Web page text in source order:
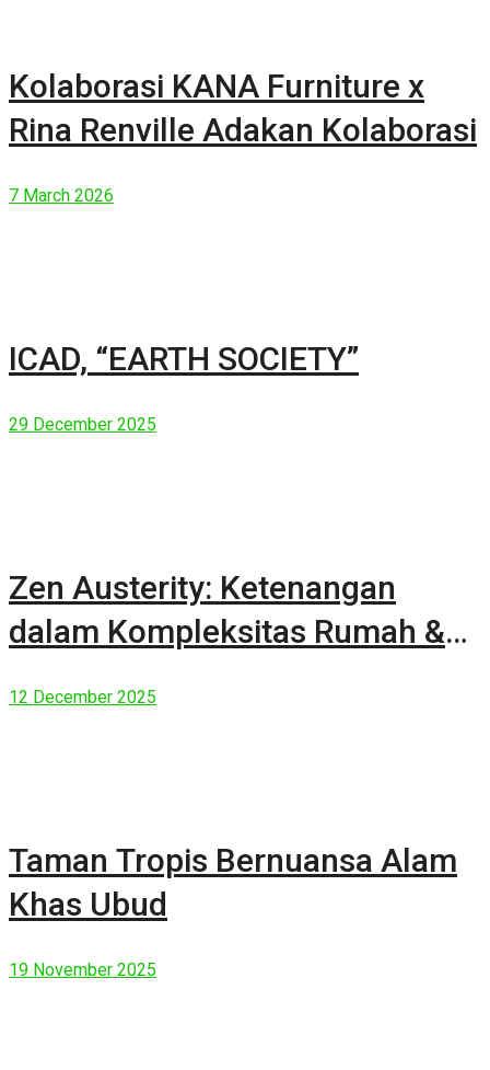
Kolaborasi KANA Furniture x
Rina Renville Adakan Kolaborasi
7 March 2026
ICAD, “EARTH SOCIETY”
29 December 2025
Zen Austerity: Ketenangan
dalam Kompleksitas Rumah &
12 December 2025
Taman Tropis Bernuansa Alam
Khas Ubud
19 November 2025